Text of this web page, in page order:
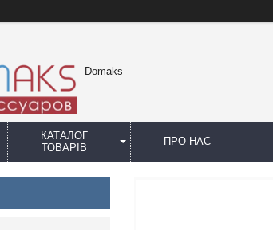
Domaks
КАТАЛОГ
ТОВАРІВ
ПРО НАС